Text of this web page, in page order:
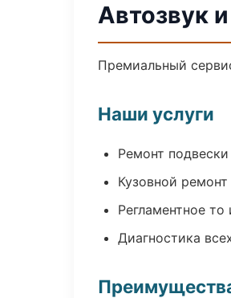
Автозвук
Премиальный
Наши услуги
Ремонт
Кузовной
Регламентное
Диагностика